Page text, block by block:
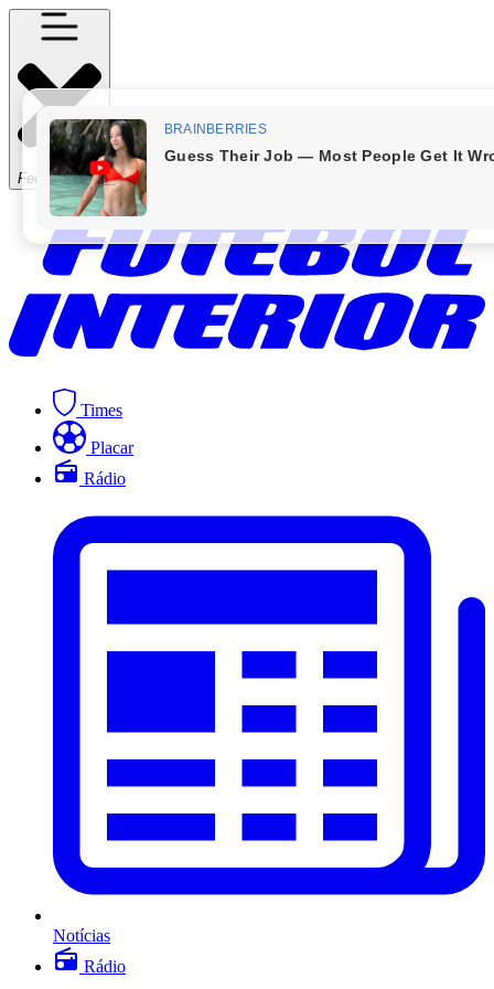
Fechar Menu
Times
Placar
Rádio
Notícias
Rádio